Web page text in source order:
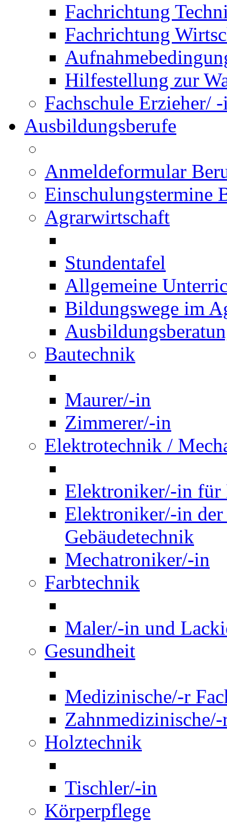
Fachrichtung
Fachrichtung
Hilfestellung zur
Fachschule Erzieher/
Ausbildungsberufe
Anmeldeformular
Einschulungstermine
Agrarwirtschaft
Stundentafel
Allgemeine
Bildungswege im
Bautechnik
Maurer/-in
Zimmerer/-in
Elektrotechnik /
Elektroniker/-in für
Elektroniker/-in
Gebäudetechnik
Mechatroniker/-in
Farbtechnik
Maler/-in und
Gesundheit
Medizinische/-r
Holztechnik
Tischler/-in
Körperpflege